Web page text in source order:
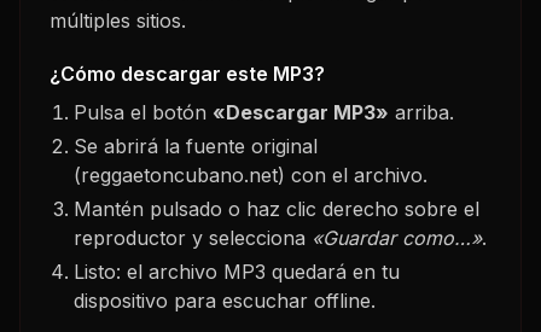
múltiples sitios.
¿Cómo descargar este MP3?
Pulsa el botón «Descargar MP3» arriba.
Se abrirá la fuente original
(reggaetoncubano.net) con el archivo.
Mantén pulsado o haz clic derecho sobre el
reproductor y selecciona «Guardar como…».
Listo: el archivo MP3 quedará en tu
dispositivo para escuchar offline.